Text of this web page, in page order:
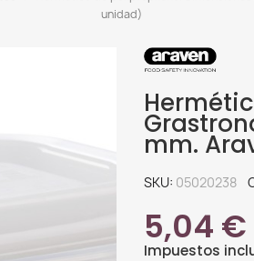
unidad)
mm.
SKU 05020238
5,04 €
Impuestos